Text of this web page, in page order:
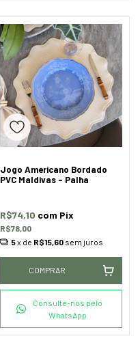
Jogo Americano Bordado
PVC Maldivas - Palha
R$78,00
R$74,10 com Pix
5x de R$15,60 sem juros
COMPRAR
Consulte-nos pelo
WhatsApp